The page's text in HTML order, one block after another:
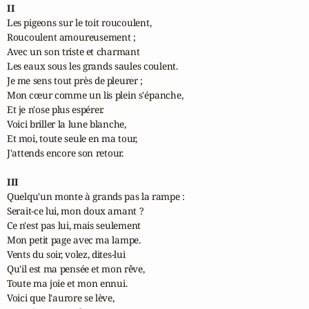
II
Les pigeons sur le toit roucoulent,
Roucoulent amoureusement ;
Avec un son triste et charmant
Les eaux sous les grands saules coulent.
Je me sens tout près de pleurer ;
Mon cœur comme un lis plein s'épanche,
Et je n'ose plus espérer.
Voici briller la lune blanche,
Et moi, toute seule en ma tour,
J'attends encore son retour.
III
Quelqu'un monte à grands pas la rampe :
Serait-ce lui, mon doux amant ?
Ce n'est pas lui, mais seulement
Mon petit page avec ma lampe.
Vents du soir, volez, dites-lui
Qu'il est ma pensée et mon rêve,
Toute ma joie et mon ennui.
Voici que l'aurore se lève,